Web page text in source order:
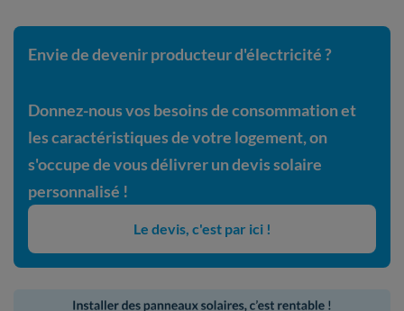
Envie de devenir producteur d'électricité ?
Donnez-nous vos besoins de consommation et
les caractéristiques de votre logement, on
s'occupe de vous délivrer un devis solaire
personnalisé !
Le devis, c'est par ici !